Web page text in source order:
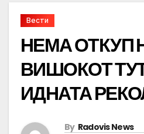
Вести
НЕМА ОТКУП
ВИШОКОТ
ИДНАТА
By Radovis News